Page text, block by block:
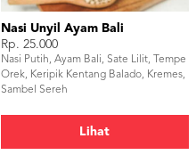
Nasi Unyil Ayam Bali
Rp. 25.000
Nasi Putih, Ayam Bali, Sate Lilit, Tempe
Orek, Keripik Kentang Balado, Kremes,
Sambel Sereh
Lihat